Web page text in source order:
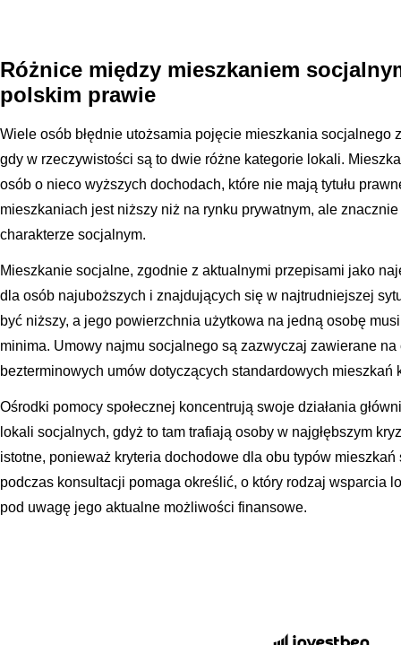
Różnice między mieszkaniem
polskim prawie
Wiele osób błędnie utożsamia pojęcie mieszkania socjalnego
gdy w rzeczywistości są to dwie różne kategorie lokali.
osób o nieco wyższych dochodach, które nie mają tytułu
mieszkaniach jest niższy niż na rynku prywatnym, ale
charakterze socjalnym.
Mieszkanie socjalne, zgodnie z aktualnymi przepisami jako
dla osób najuboższych i znajdujących się w najtrudniejszej
być niższy, a jego powierzchnia użytkowa na jedną osobę
minima. Umowy najmu socjalnego są zazwyczaj zawierane
bezterminowych umów dotyczących standardowych mieszkań
Ośrodki pomocy społecznej koncentrują swoje działania
lokali socjalnych, gdyż to tam trafiają osoby w najgłębszym
istotne, ponieważ kryteria dochodowe dla obu typów
podczas konsultacji pomaga określić, o który rodzaj wsparcia
pod uwagę jego aktualne możliwości finansowe.